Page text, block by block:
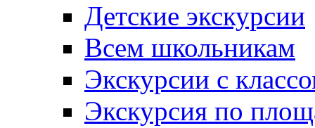
Детские экскурсии
Всем школьникам
Экскурсии c
Экскурсия по